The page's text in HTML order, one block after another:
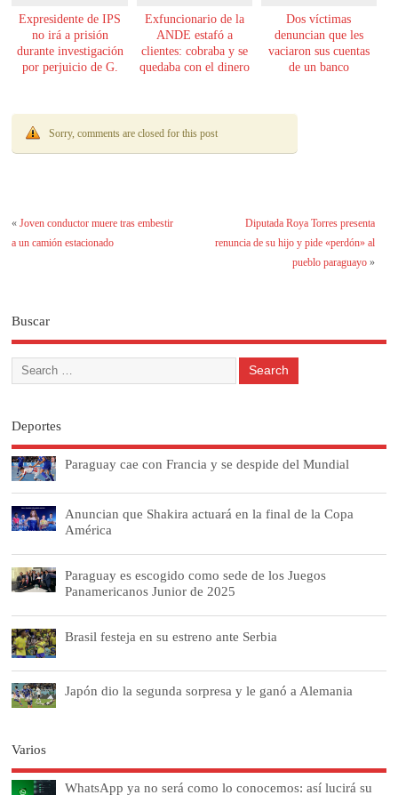
Expresidente de IPS
no irá a prisión
durante investigación
por perjuicio de G.
Exfuncionario de la
ANDE estafó a
clientes: cobraba y se
quedaba con el dinero
Dos víctimas
denuncian que les
vaciaron sus cuentas
de un banco
Sorry, comments are closed for this post
«Joven conductor muere tras embestir
a un camión estacionado
Diputada Roya Torres presenta
renuncia de su hijo y pide «perdón» al
pueblo paraguayo»
Buscar
Deportes
Paraguay cae con Francia y se despide del Mundial
Anuncian que Shakira actuará en la final de la Copa
América
Paraguay es escogido como sede de los Juegos
Panamericanos Junior de 2025
Brasil festeja en su estreno ante Serbia
Japón dio la segunda sorpresa y le ganó a Alemania
Varios
WhatsApp ya no será como lo conocemos: así lucirá su